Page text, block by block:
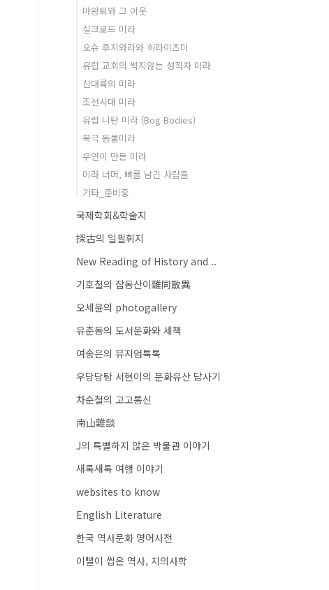
마왕퇴와 그 이웃
실크로드 미라
오슈 후지와라와 히라이즈미
유럽 교회의 썩지않는 성직자 미라
신대륙의 미라
조선시대 미라
유럽 니탄 미라 (Bog Bodies)
북극 동물미라
우연이 만든 미라
미라 너머, 뼈를 남긴 사람들
기타_준비중
국제학회&학술지
探古의 일필휘지
New Reading of History and ..
기호철의 잡동산이雜同散異
오세윤의 photogallery
유춘동의 도서문화와 세책
여송은의 뮤지엄톡톡
우당당탕 서현이의 문화유산 답사기
차순철의 고고통신
南山雜談
J의 특별하지 않은 박물관 이야기
새록새록 여행 이야기
websites to know
English Literature
한국 역사문화 영어사전
이빨이 씹은 역사, 치의사학